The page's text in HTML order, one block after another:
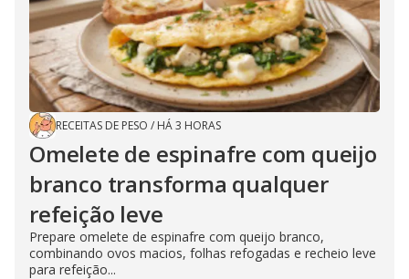
RECEITAS DE PESO / HÁ 3 HORAS
Omelete de espinafre com queijo
branco transforma qualquer
refeição leve
Prepare omelete de espinafre com queijo branco,
combinando ovos macios, folhas refogadas e recheio leve
para refeição...